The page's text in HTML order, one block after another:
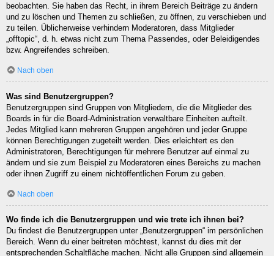
beobachten. Sie haben das Recht, in ihrem Bereich Beiträge zu ändern
und zu löschen und Themen zu schließen, zu öffnen, zu verschieben und
zu teilen. Üblicherweise verhindern Moderatoren, dass Mitglieder
„offtopic“, d. h. etwas nicht zum Thema Passendes, oder Beleidigendes
bzw. Angreifendes schreiben.
Nach oben
Was sind Benutzergruppen?
Benutzergruppen sind Gruppen von Mitgliedern, die die Mitglieder des
Boards in für die Board-Administration verwaltbare Einheiten aufteilt.
Jedes Mitglied kann mehreren Gruppen angehören und jeder Gruppe
können Berechtigungen zugeteilt werden. Dies erleichtert es den
Administratoren, Berechtigungen für mehrere Benutzer auf einmal zu
ändern und sie zum Beispiel zu Moderatoren eines Bereichs zu machen
oder ihnen Zugriff zu einem nichtöffentlichen Forum zu geben.
Nach oben
Wo finde ich die Benutzergruppen und wie trete ich ihnen bei?
Du findest die Benutzergruppen unter „Benutzergruppen“ im persönlichen
Bereich. Wenn du einer beitreten möchtest, kannst du dies mit der
entsprechenden Schaltfläche machen. Nicht alle Gruppen sind allgemein